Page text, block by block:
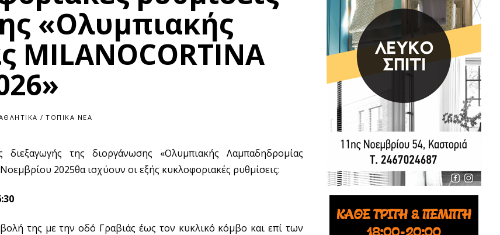
«Ολυμπιακής
MILANOCORTINA
/ ΤΟΠΙΚΆ ΝΈΑ
της διοργάνωσης «Ολυμπιακής Λαμπαδηδρομίας
2025θα ισχύουν οι εξής κυκλοφοριακές ρυθμίσεις:
της με την οδό Γραβιάς έως τον κυκλικό κόμβο και επί των